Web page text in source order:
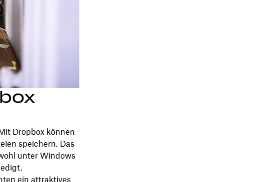
Dropbox können
speichern. Das
unter Windows
ein attraktives